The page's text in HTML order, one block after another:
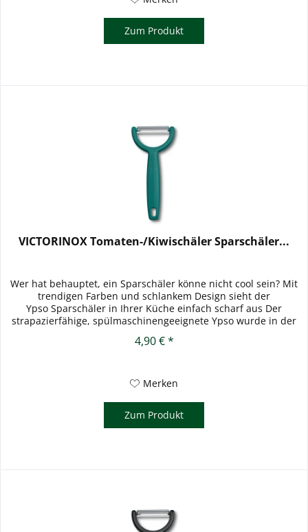
Zum Produkt
VICTORINOX Tomaten-/Kiwischäler Sparschäler...
Wer hat behauptet, ein Sparschäler könne nicht cool sein? Mit
trendigen Farben und schlankem Design sieht der
Ypso Sparschäler in Ihrer Küche einfach scharf aus Der
strapazierfähige, spülmaschinengeeignete Ypso wurde in der
4,90 € *
Merken
Zum Produkt